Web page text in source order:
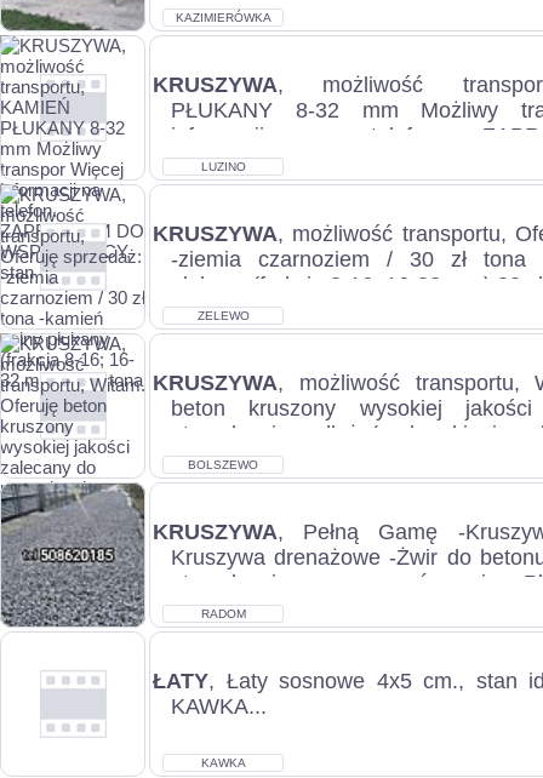
KAZIMIERÓWKA
KRUSZYWA, możliwość
PŁUKANY 8-32 mm Możliwy
informacji na telefon.
WSPÓŁPRACY, stan idealn...
LUZINO
KRUSZYWA, możliwość transportu,
-ziemia czarnoziem / 30 zł tona
płukany (frakcja 8-16; 16-32 mm) 80
ZELEWO
KRUSZYWA, możliwość transportu,
beton kruszony wysokiej
utwardzania podloża(pod parkingi,
BOLSZEWO
KRUSZYWA, Pełną Gamę -
Kruszywa drenażowe -Żwir do
utwardzenie oraz wyrównanie
kruszywa...
RADOM
ŁATY, Łaty sosnowe 4x5 cm., stan
KAWKA...
KAWKA